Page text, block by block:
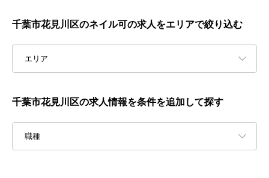
千葉市花見川区のネイル可の求人をエリアで絞り込む
エリア
千葉市花見川区の求人情報を条件を追加して探す
職種